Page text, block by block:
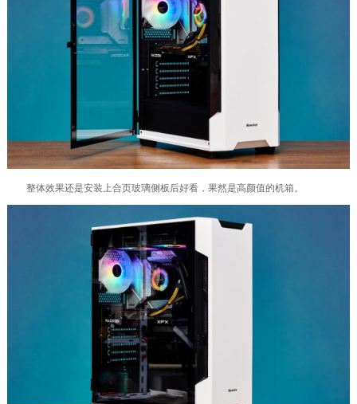
整体效果还是安装上合页玻璃侧板后好看，果然是高颜值的机箱。